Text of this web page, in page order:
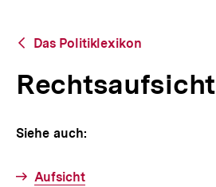
Zurück
Übersicht
Das Politiklexikon
Rechtsaufsicht
Siehe auch:
Aufsicht